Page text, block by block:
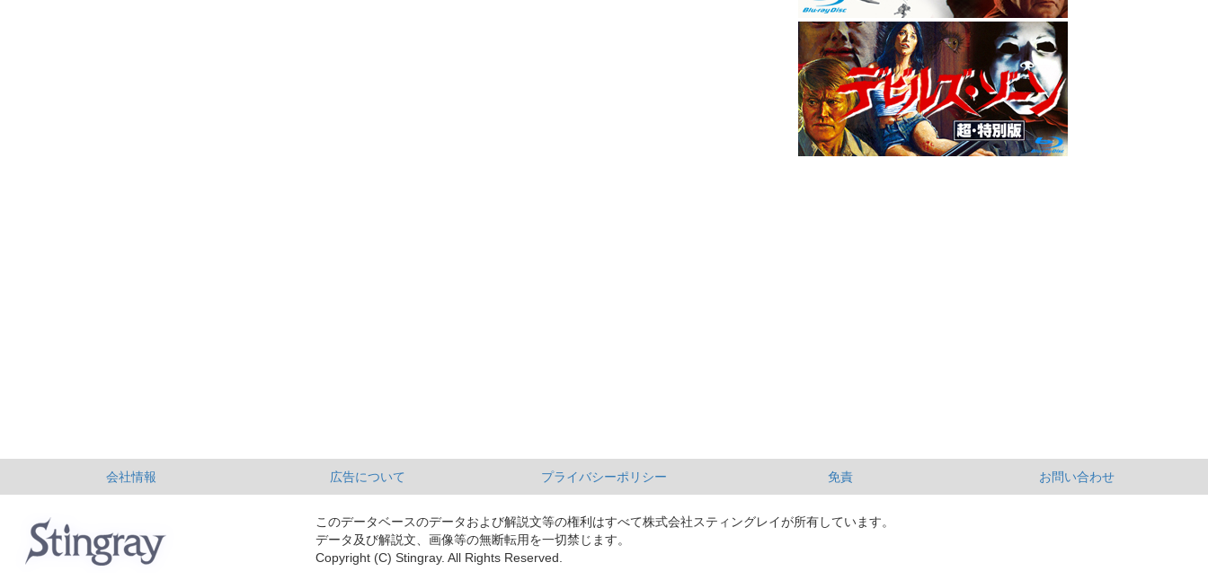
会社情報 広告について プライバシーポリシー 免責 お問い合わせ
このデータベースのデータおよび解説文等の権利はすべて株式会社スティングレイが所有しています。
データ及び解説文、画像等の無断転用を一切禁じます。
Copyright (C) Stingray. All Rights Reserved.